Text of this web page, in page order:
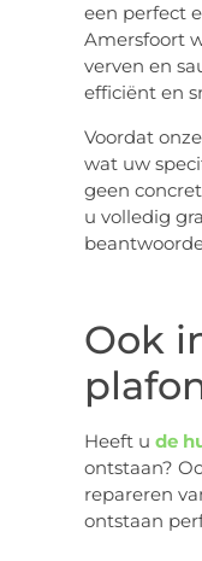
een perfect
Amersfoort
verven en
efficiënt en
Voordat
wat uw
geen
u volledig
Ook
Heeft u de
ontstaan?
repareren
ontstaan